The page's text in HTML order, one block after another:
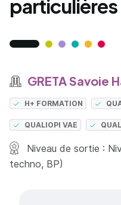
particulières
GRETA Savoie
H+ FORMATION
QUALIOPI VAE
Niveau de sortie :
techno, BP)